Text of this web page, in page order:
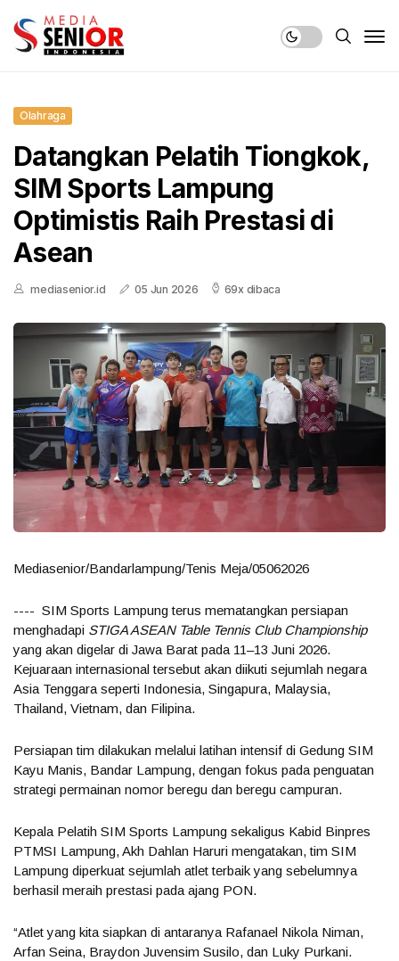
Olahraga
Datangkan Pelatih Tiongkok,
SIM Sports Lampung
Optimistis Raih Prestasi di
Asean
mediasenior.id 05 Jun 2026 69x dibaca
Mediasenior/Bandarlampung/Tenis Meja/05062026
---- SIM Sports Lampung terus mematangkan persiapan
menghadapi STIGA ASEAN Table Tennis Club Championship
yang akan digelar di Jawa Barat pada 11–13 Juni 2026.
Kejuaraan internasional tersebut akan diikuti sejumlah negara
Asia Tenggara seperti Indonesia, Singapura, Malaysia,
Thailand, Vietnam, dan Filipina.
Persiapan tim dilakukan melalui latihan intensif di Gedung SIM
Kayu Manis, Bandar Lampung, dengan fokus pada penguatan
strategi permainan nomor beregu dan beregu campuran.
Kepala Pelatih SIM Sports Lampung sekaligus Kabid Binpres
PTMSI Lampung, Akh Dahlan Haruri mengatakan, tim SIM
Lampung diperkuat sejumlah atlet terbaik yang sebelumnya
berhasil meraih prestasi pada ajang PON.
“Atlet yang kita siapkan di antaranya Rafanael Nikola Niman,
Arfan Seina, Braydon Juvensim Susilo, dan Luky Purkani.